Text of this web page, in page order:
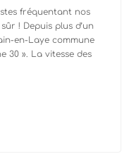
fréquentant nos
! Depuis plus d’un
en-Laye commune
30 ». La vitesse des